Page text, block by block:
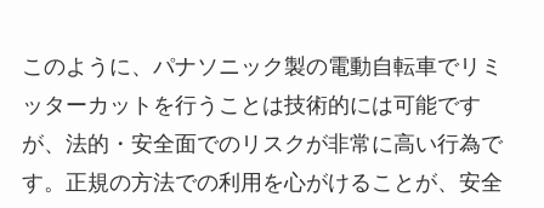
このように、パナソニック製の電動自転車でリミ
ッターカットを行うことは技術的には可能です
が、法的・安全面でのリスクが非常に高い行為で
す。正規の方法での利用を心がけることが、安全